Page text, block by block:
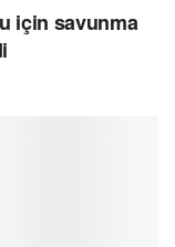
için savunma